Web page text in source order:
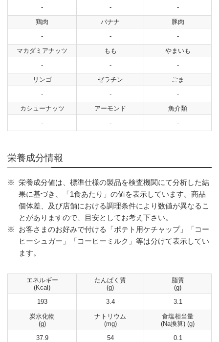
-
-
-
鶏肉
-
バナナ
-
豚肉
-
マカダミアナッツ
-
もも
-
やまいも
-
リンゴ
-
ゼラチン
-
ごま
-
カシューナッツ
-
アーモンド
-
魚介類
-
栄養成分情報
※ 栄養成分値は、標準仕様の製品を検査機関にて分析した結
果に基づき、「1食あたり」の値を表示しています。商品
個体差、及び店舗における調理条件により数値が異なるこ
とがありますので、目安としてお考え下さい。
※
お客さまのお好みで付ける「ポテト用ケチャップ」「コー
ヒーシュガー」「コーヒーミルク」等は分けて表示してい
ます。
エネルギー
(Kcal)
193
たんぱく質
(g)
3.4
脂質
(g)
3.1
炭水化物
(g)
37.9
ナトリウム
(mg)
54
食塩相当量
(Na換算) (g)
0.1